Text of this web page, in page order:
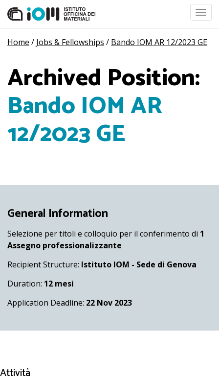
Home / Jobs & Fellowships / Bando IOM AR 12/2023 GE
Archived Position:
Bando IOM AR
12/2023 GE
General Information
Selezione per titoli e colloquio per il conferimento di 1
Assegno professionalizzante
Recipient Structure: Istituto IOM - Sede di Genova
Duration: 12 mesi
Application Deadline: 22 Nov 2023
Attività